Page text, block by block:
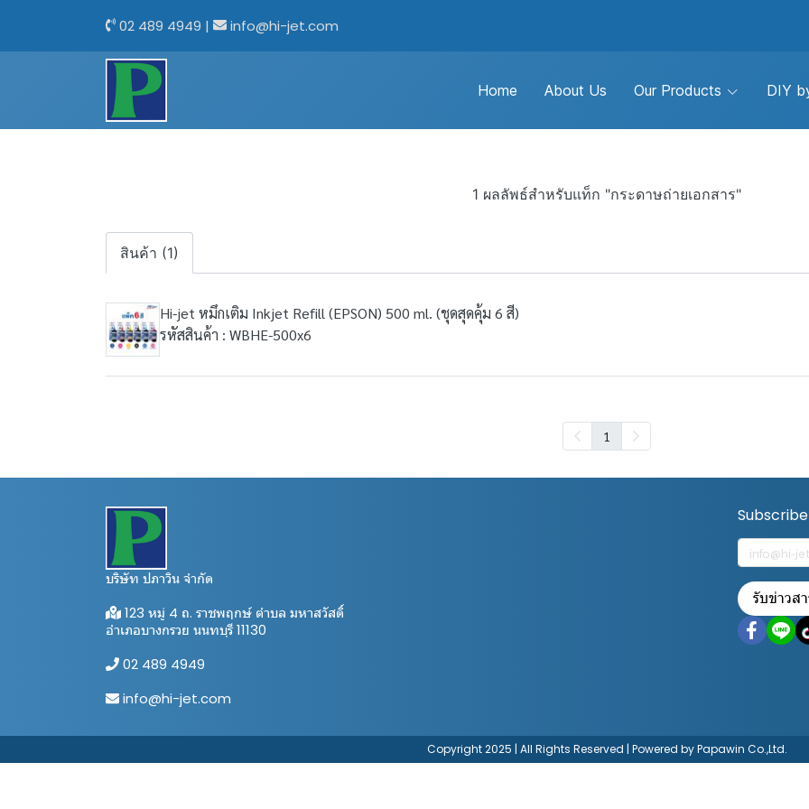
02 489 4949 | info@hi-jet.com
Home About Us Our Products DIY
1 ผลลัพธ์สำหรับแท็ก "กระดาษถ่ายเอกสาร"
สินค้า (1)
Hi-jet หมึกเติม Inkjet Refill (EPSON) 500 ml. (ชุดสุดคุ้ม 6 สี)
รหัสสินค้า : WBHE-500x6
1
บริษัท ปภาวิน จำกัด
123 หมู่ 4 ถ. ราชพฤกษ์ ตำบล มหาสวัสดิ์
อำเภอบางกรวย นนทบุรี 11130
02 489 4949
info@hi-jet.com
Subscribe
รับข่าวส
Copyright 2025 | All Rights Reserved | Powered by Papawin Co.,Ltd.